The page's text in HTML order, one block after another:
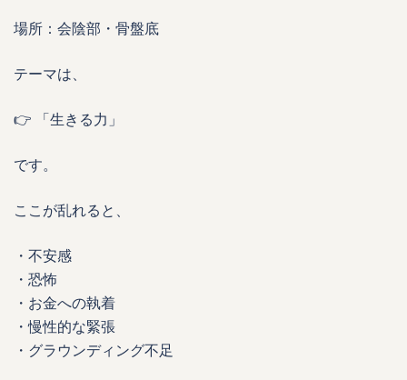
場所：会陰部・骨盤底
テーマは、
👉 「生きる力」
です。
ここが乱れると、
・不安感
・恐怖
・お金への執着
・慢性的な緊張
・グラウンディング不足